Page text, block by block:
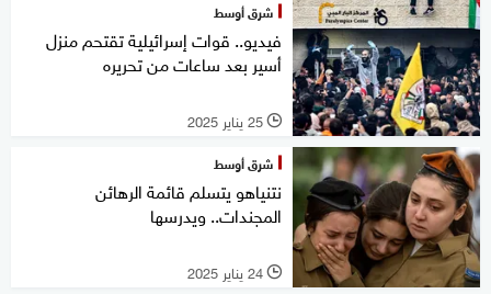
شرق أوسط
فيديو.. قوات إسرائيلية تقتحم منزل
أسير بعد ساعات من تحريره
l 25 يناير 2025
شرق أوسط
نتنياهو يتسلم قائمة الرهائن
المجندات.. ويدرسها
l 24 يناير 2025